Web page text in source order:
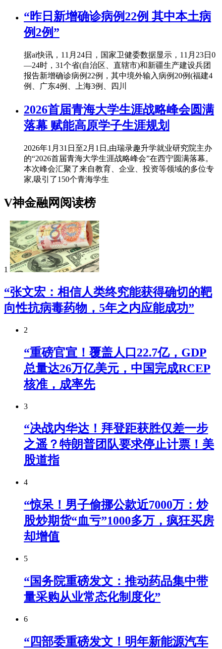
“昨日新增确诊病例22例 其中本土病
例2例”
据ai快讯，11月24日，国家卫健委数据显示，11月23日0
—24时，31个省(自治区、直辖市)和新疆生产建设兵团
报告新增确诊病例22例，其中境外输入病例20例(福建4
例、广东4例、上海3例、四川
2026首届青海大学生涯战略峰会圆满
落幕 赋能高原学子生涯规划
2026年1月31日至2月1日,由瑞录趣升学就业研究院主办
的“2026首届青海大学生涯战略峰会”在西宁圆满落幕。
本次峰会汇聚了来自教育、企业、投资等领域的多位专
家,吸引了150个青海学生
V神金融网阅读榜
1
“张文宏：相信人类终究能获得确切的靶
向性抗病毒药物，5年之内应能成功”
2
“重磅官宣！覆盖人口22.7亿，GDP
总量达26万亿美元，中国完成RCEP
核准，成率先
3
“决战内华达！拜登距获胜仅差一步
之遥？特朗普团队要求停止计票！美
股道指
4
“惊呆！男子偷挪公款近7000万：炒
股炒期货“血亏”1000多万，疯狂买房
却增值
5
“国务院重磅发文：推动药品集中带
量采购从业常态化制度化”
6
“四部委重磅发文！明年新能源汽车